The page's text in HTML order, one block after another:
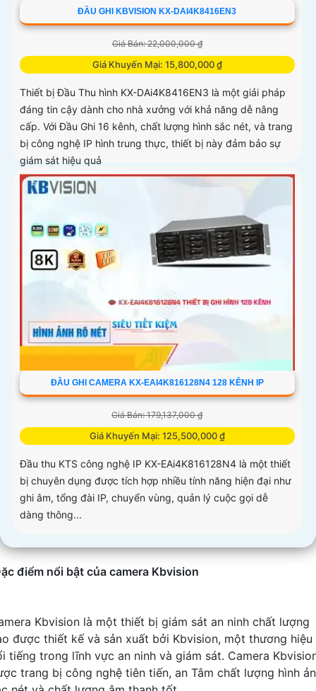
ĐẦU GHI KBVISION KX-DAI4K8416EN3
Giá Bán: 22,000,000 ₫
Giá Khuyến Mại: 15,800,000 ₫
Thiết bị Đầu Thu hình KX-DAi4K8416EN3 là một giải pháp
đáng tin cậy dành cho nhà xưởng với khả năng dễ nâng
cấp. Với Đầu Ghi 16 kênh, chất lượng hình sắc nét, và trang
bị công nghệ IP hình trung thực, thiết bị này đảm bảo sự
giám sát hiệu quả
ĐẦU GHI CAMERA KX-EAI4K816128N4 128 KÊNH IP
Giá Bán: 179,137,000 ₫
Giá Khuyến Mại: 125,500,000 ₫
Đầu thu KTS công nghệ IP KX-EAi4K816128N4 là một thiết
bị chuyên dụng được tích hợp nhiều tính năng hiện đại như
ghi âm, tổng đài IP, chuyển vùng, quản lý cuộc gọi dễ
dàng thông...
điểm nổi bật của camera Kbvision
Kbvision là một thiết bị giám sát an ninh chất lượng
được thiết kế và sản xuất bởi Kbvision, một thương hiệu
tiếng trong lĩnh vực an ninh và giám sát. Camera
trang bị công nghệ tiên tiến, an Tâm chất lượng hình